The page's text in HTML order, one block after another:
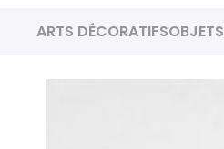
ARTS DÉCORATIFSOBJETS